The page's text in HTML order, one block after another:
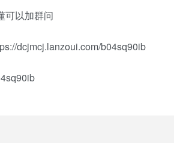
可以加群问
dcjmcj.lanzoui.com/b04sq90ib